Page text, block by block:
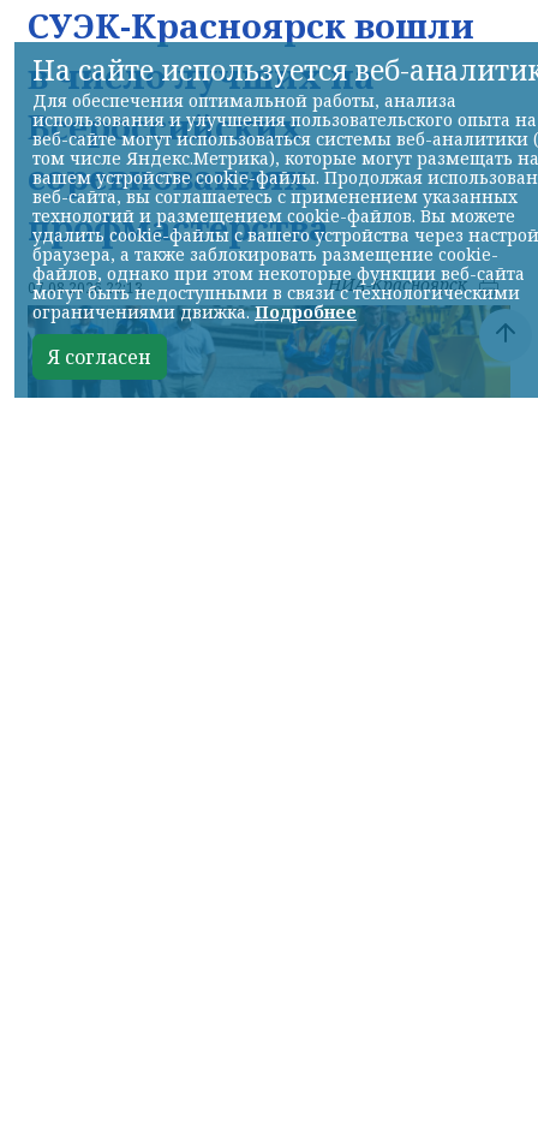
СУЭК-Красноярск вошли
в число лучших на
Всероссийских
соревнованиях
профмастерства
07.08.2026 22:13 НИА-Красноярск
На сайте используется веб-
Для обеспечения оптимальной работы, анализа
использования и улучшения пользовательского опыта на
веб-сайте могут использоваться системы веб-аналитики
том числе Яндекс.Метрика), которые могут размещать на
вашем устройстве cookie-файлы. Продолжая
веб-сайта, вы соглашаетесь с применением указанных
технологий и размещением cookie-файлов. Вы можете
удалить cookie-файлы с вашего устройства через
браузера, а также заблокировать размещение cookie-
файлов, однако при этом некоторые функции веб-сайта
могут быть недоступными в связи с технологическими
ограничениями движка.Подробнее
Я согласен